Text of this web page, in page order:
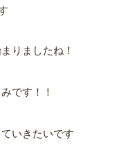
りましたね！
です！！
いきたいです